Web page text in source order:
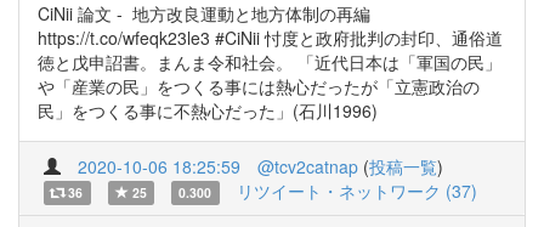
CiNii 論文 - 地方改良運動と地方体制の再編
https://t.co/wfeqk23le3 #CiNii 忖度と政府批判の封印、通俗道
徳と戊申詔書。まんま令和社会。 「近代日本は「軍国の民」
や「産業の民」をつくる事には熱心だったが「立憲政治の
民」をつくる事に不熱心だった」(石川1996)
2020-10-06 18:25:59 @tcv2catnap (投稿一覧)
36 25 0.300 リツイート・ネットワーク (37)